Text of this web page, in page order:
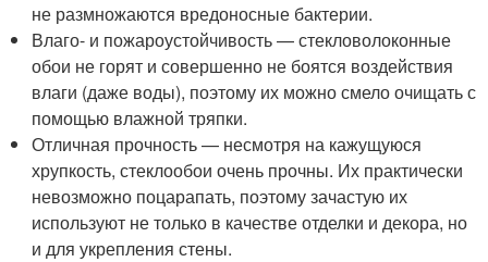
не размножаются вредоносные бактерии.
Влаго- и пожароустойчивость — стекловолоконные
обои не горят и совершенно не боятся воздействия
влаги (даже воды), поэтому их можно смело очищать с
помощью влажной тряпки.
Отличная прочность — несмотря на кажущуюся
хрупкость, стеклообои очень прочны. Их практически
невозможно поцарапать, поэтому зачастую их
используют не только в качестве отделки и декора, но
и для укрепления стены.